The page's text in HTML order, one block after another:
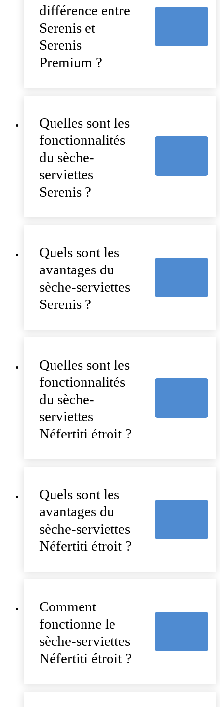
différence entre
Serenis et
Serenis
Premium ?
Quelles sont les
fonctionnalités
du sèche-
serviettes
Serenis ?
Quels sont les
avantages du
sèche-serviettes
Serenis ?
Quelles sont les
fonctionnalités
du sèche-
serviettes
Néfertiti étroit ?
Quels sont les
avantages du
sèche-serviettes
Néfertiti étroit ?
Comment
fonctionne le
sèche-serviettes
Néfertiti étroit ?